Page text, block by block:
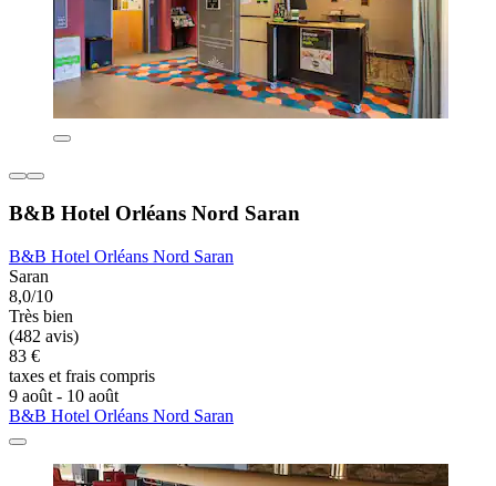
B&B Hotel Orléans Nord Saran
B&B Hotel Orléans Nord Saran
Saran
8,0/10
Très bien
(482 avis)
83 €
taxes et frais compris
9 août - 10 août
B&B Hotel Orléans Nord Saran